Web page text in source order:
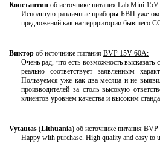
Константин об источнике питания Lab Mini
Использую различные приборы БВП уже
предложений как на террритории бывшего
Виктор об источнике питания BVP 15V 60A:
Очень рад, что есть возможность
реально соответствует заявленным
Пользуемся уже как два месяца и не
производителей за столь высокую
клиентов уровнем качества и высоким
Vytautas (Lithuania) об источнике питания BVP
Happy with purchase. High quality and easy to